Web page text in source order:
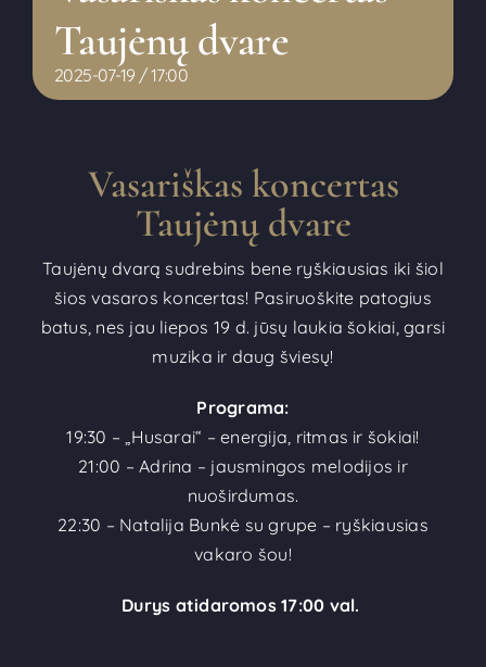
Taujėnų dvare
2025-07-19 / 17:00
Vasariškas koncertas
Taujėnų dvare
Taujėnų dvarą sudrebins bene ryškiausias iki šiol
šios vasaros koncertas! Pasiruoškite patogius
batus, nes jau liepos 19 d. jūsų laukia šokiai, garsi
muzika ir daug šviesų!
Programa:
19:30 – „Husarai“ – energija, ritmas ir šokiai!
21:00 – Adrina – jausmingos melodijos ir
nuoširdumas.
22:30 – Natalija Bunkė su grupe – ryškiausias
vakaro šou!
Durys atidaromos 17:00 val.